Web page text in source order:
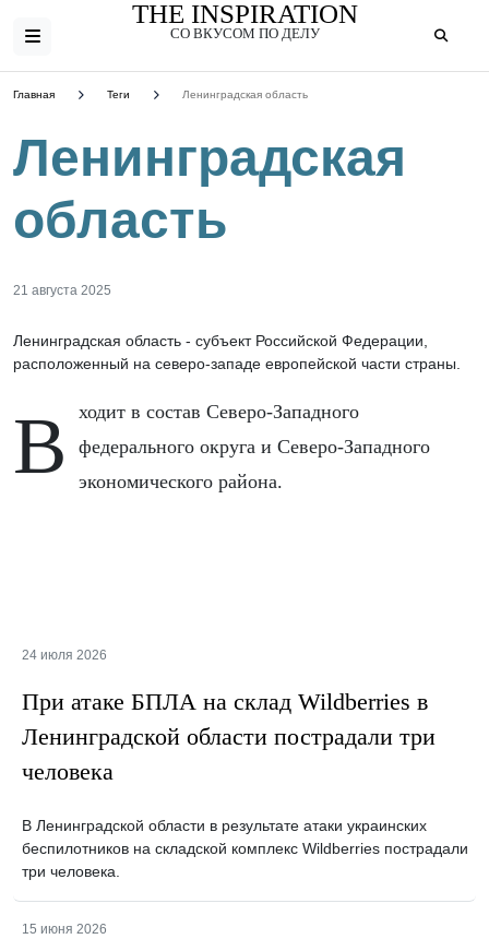
THE INSPIRATION
СО ВКУСОМ ПО ДЕЛУ
Главная Теги Ленинградская область
Ленинградская
область
21 августа 2025
Ленинградская область - субъект Российской Федерации,
расположенный на северо-западе европейской части страны.
Входит в состав Северо-Западного
федерального округа и Северо-Западного
экономического района.
24 июля 2026
При атаке БПЛА на склад Wildberries в
Ленинградской области пострадали три
человека
В Ленинградской области в результате атаки украинских
беспилотников на складской комплекс Wildberries пострадали
три человека.
15 июня 2026